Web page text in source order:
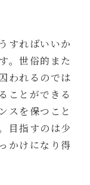
すればいいか
。世俗的また
われるのでは
ことができる
スを保つこと
目指すのは少
かけになり得